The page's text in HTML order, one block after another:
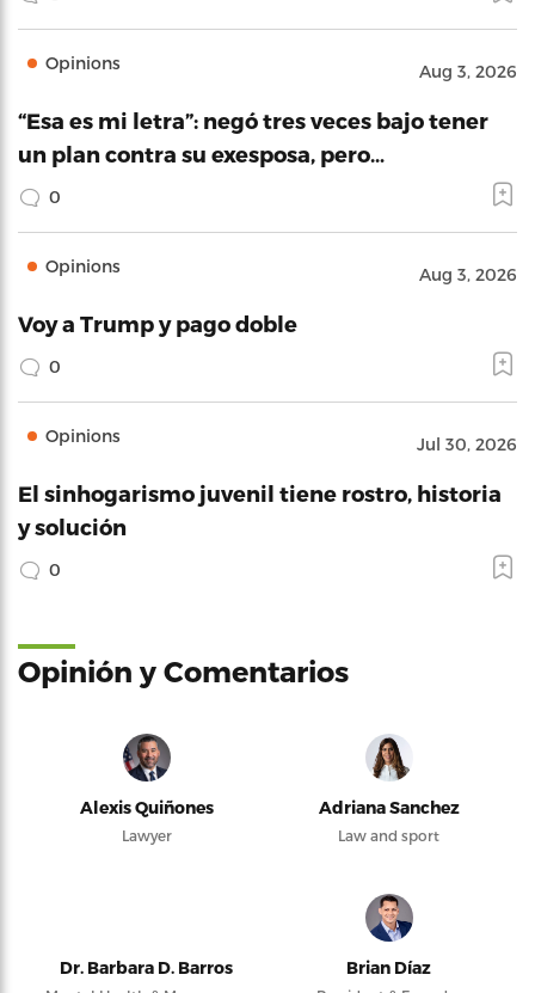
Opinions Aug 3, 2026
“Esa es mi letra”: negó tres veces bajo tener
un plan contra su exesposa, pero…
0
Opinions Aug 3, 2026
Voy a Trump y pago doble
0
Opinions Jul 30, 2026
El sinhogarismo juvenil tiene rostro, historia
y solución
0
Opinión y Comentarios
Alexis Quiñones
Lawyer
Adriana Sanchez
Law and sport
Dr. Barbara D. Barros Brian Díaz